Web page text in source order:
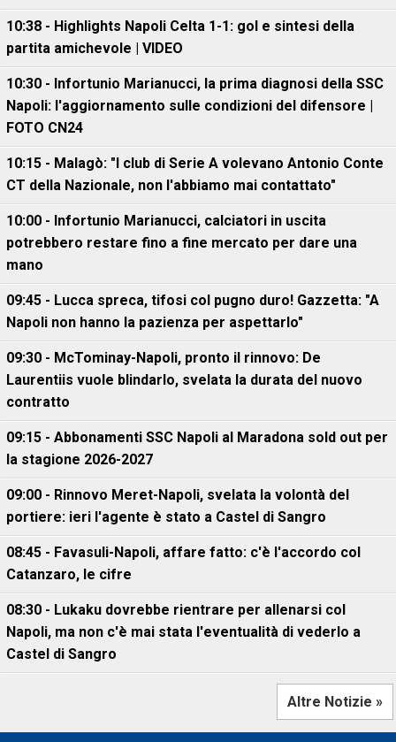
10:38 - Highlights Napoli Celta 1-1: gol e sintesi della
partita amichevole | VIDEO
10:30 - Infortunio Marianucci, la prima diagnosi della SSC
Napoli: l'aggiornamento sulle condizioni del difensore |
FOTO CN24
10:15 - Malagò: "I club di Serie A volevano Antonio Conte
CT della Nazionale, non l'abbiamo mai contattato"
10:00 - Infortunio Marianucci, calciatori in uscita
potrebbero restare fino a fine mercato per dare una
mano
09:45 - Lucca spreca, tifosi col pugno duro! Gazzetta: "A
Napoli non hanno la pazienza per aspettarlo"
09:30 - McTominay-Napoli, pronto il rinnovo: De
Laurentiis vuole blindarlo, svelata la durata del nuovo
contratto
09:15 - Abbonamenti SSC Napoli al Maradona sold out per
la stagione 2026-2027
09:00 - Rinnovo Meret-Napoli, svelata la volontà del
portiere: ieri l'agente è stato a Castel di Sangro
08:45 - Favasuli-Napoli, affare fatto: c'è l'accordo col
Catanzaro, le cifre
08:30 - Lukaku dovrebbe rientrare per allenarsi col
Napoli, ma non c'è mai stata l'eventualità di vederlo a
Castel di Sangro
Altre Notizie »